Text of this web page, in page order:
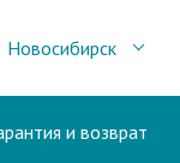
Новосибирск
и возврат